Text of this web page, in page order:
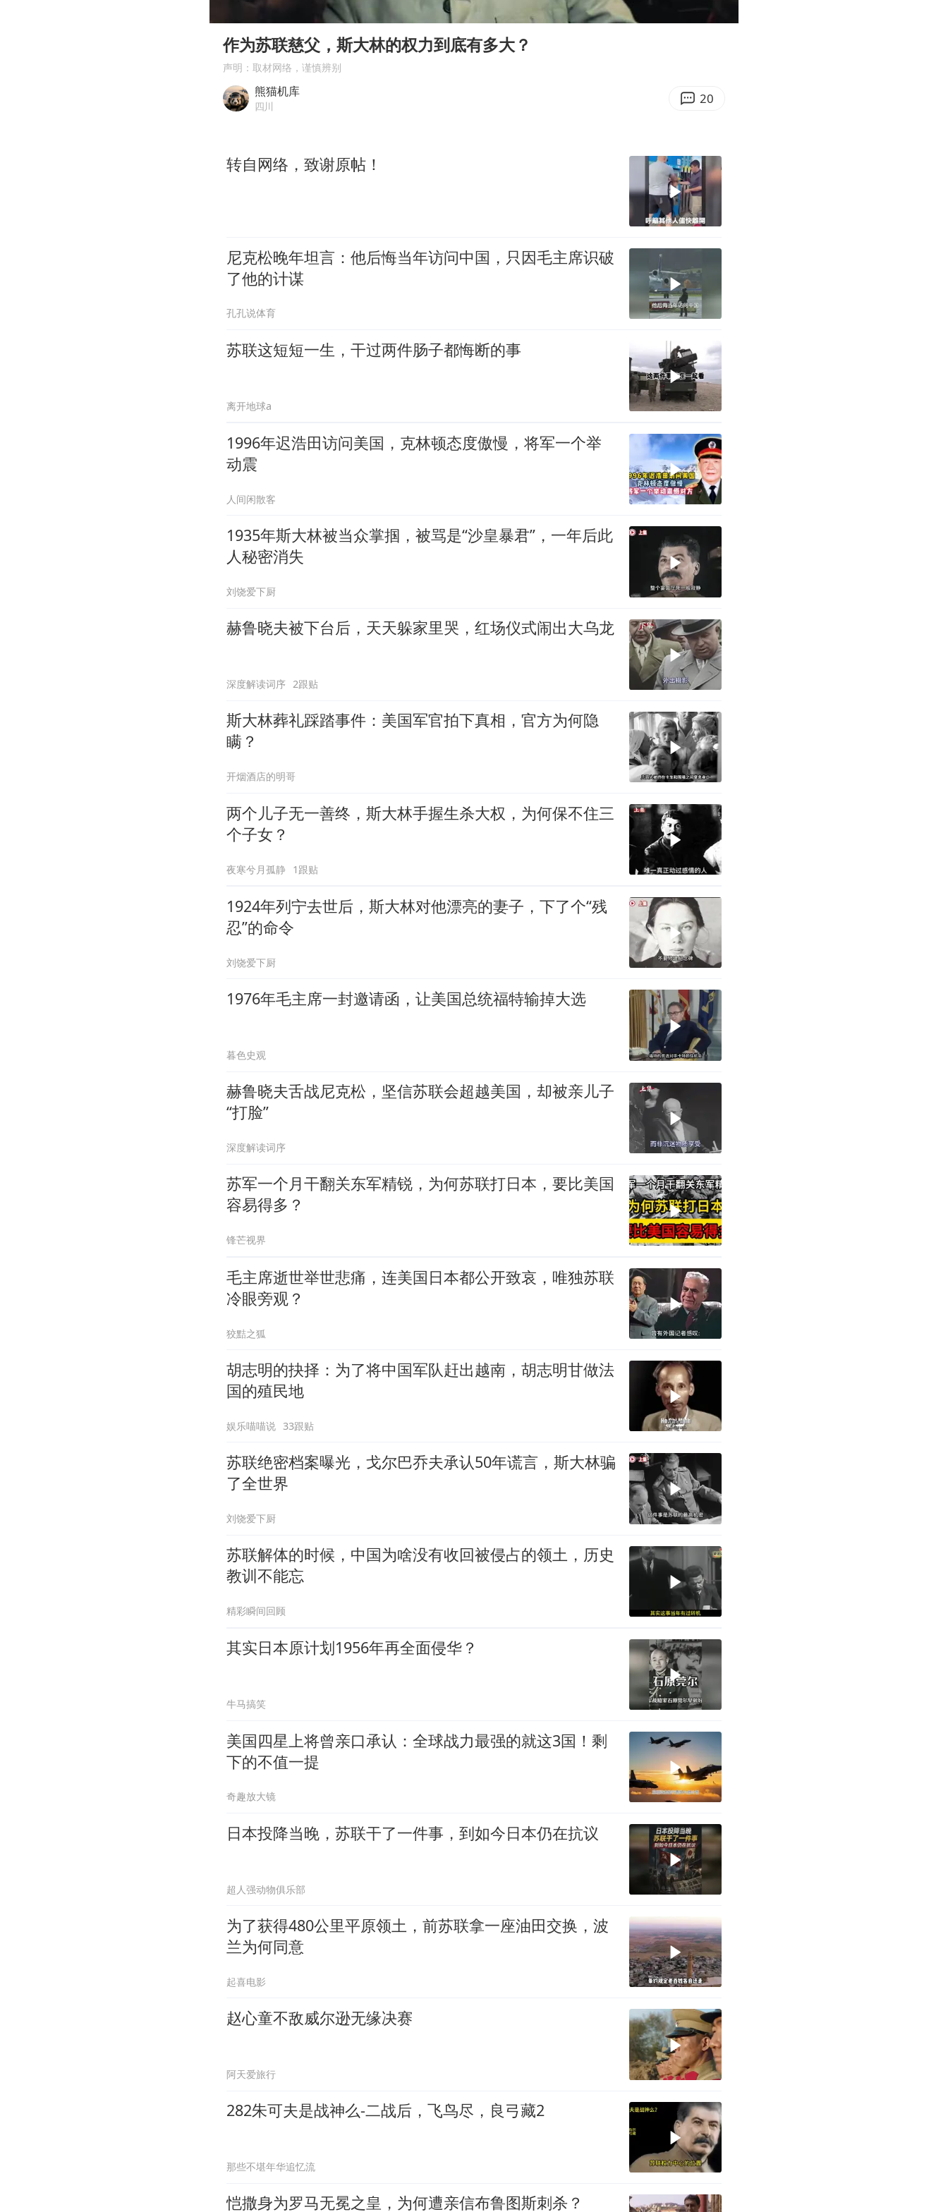
对话重庆地铁吐血女孩
中方回应日本广岛核爆81周年
00:00
作为苏联慈父，斯大林的权力到底有多大？
声明：取材网络，谨慎辨别
熊猫机库
四川 20
转自网络，致谢原帖！
尼克松晚年坦言：他后悔当年访问中国，只因毛主席识破
了他的计谋
孔孔说体育
苏联这短短一生，干过两件肠子都悔断的事
离开地球a
1996年迟浩田访问美国，克林顿态度傲慢，将军一个举
动震
人间闲散客
1935年斯大林被当众掌掴，被骂是“沙皇暴君”，一年后此
人秘密消失
刘饶爱下厨
赫鲁晓夫被下台后，天天躲家里哭，红场仪式闹出大乌龙
深度解读词序 2跟贴
斯大林葬礼踩踏事件：美国军官拍下真相，官方为何隐
瞒？
开烟酒店的明哥
两个儿子无一善终，斯大林手握生杀大权，为何保不住三
个子女？
夜寒兮月孤静 1跟贴
1924年列宁去世后，斯大林对他漂亮的妻子，下了个“残
忍”的命令
刘饶爱下厨
1976年毛主席一封邀请函，让美国总统福特输掉大选
暮色史观
赫鲁晓夫舌战尼克松，坚信苏联会超越美国，却被亲儿子
“打脸”
深度解读词序
苏军一个月干翻关东军精锐，为何苏联打日本，要比美国
容易得多？
锋芒视界
毛主席逝世举世悲痛，连美国日本都公开致哀，唯独苏联
冷眼旁观？
狡黠之狐
胡志明的抉择：为了将中国军队赶出越南，胡志明甘做法
国的殖民地
娱乐喵喵说 33跟贴
苏联绝密档案曝光，戈尔巴乔夫承认50年谎言，斯大林骗
了全世界
刘饶爱下厨
苏联解体的时候，中国为啥没有收回被侵占的领土，历史
教训不能忘
精彩瞬间回顾
其实日本原计划1956年再全面侵华？
牛马搞笑
美国四星上将曾亲口承认：全球战力最强的就这3国！剩
下的不值一提
奇趣放大镜
日本投降当晚，苏联干了一件事，到如今日本仍在抗议
超人强动物俱乐部
为了获得480公里平原领土，前苏联拿一座油田交换，波
兰为何同意
起喜电影
赵心童不敌威尔逊无缘决赛
阿天爱旅行
282朱可夫是战神么-二战后，飞鸟尽，良弓藏2
那些不堪年华追忆流
恺撒身为罗马无冕之皇，为何遭亲信布鲁图斯刺杀？